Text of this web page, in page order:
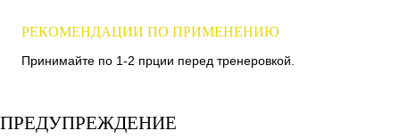
РЕКОМЕНДАЦИИ ПО ПРИМЕНЕНИЮ
Принимайте по 1-2 прции перед тренеровкой.
ПРЕДУПРЕЖДЕНИЕ